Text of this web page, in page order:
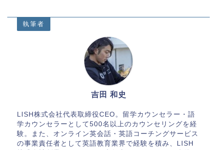
執筆者
吉田 和史
LISH株式会社代表取締役CEO。留学カウンセラー・語
学カウンセラーとして500名以上のカウンセリングを経
験。また、オンライン英会話・英語コーチングサービス
の事業責任者として英語教育業界で経験を積み、LISH